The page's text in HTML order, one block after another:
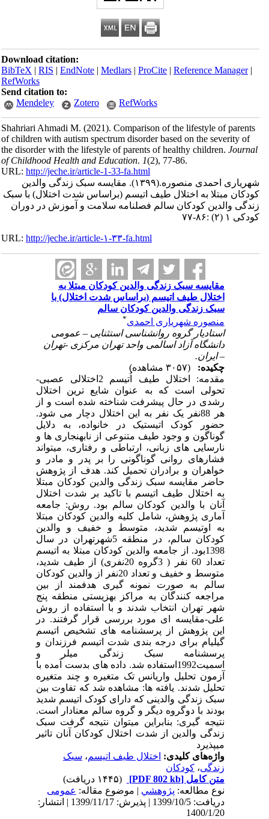
Download citation:
BibTeX|RIS|EndNote|Medlars|ProCite|Reference Manager
RefWorks
Send citation to:
Mendeley
Zotero RefWorks
Shahriari Ahmadi M.(2021).Comparison of the lifestyle of parents
of children with autism spectrum disorder based on the severity of
the disorder with the lifestyle of parents of healthy children.Journal
of Childhood Health and Education.1(2), 77-86.
URL:http://jeche.ir/article-1-33-fa.html
شهریاری احمدی منصوره. (۱۳۹۹).
مقایسه سبک زندگی والدین
کودکان مبتلا به اختلال طیف اتیسم (براساس شدت اختلال) با سبک
زندگی والدین کودکان سالم فصلنامه سلامت و آموزش در دوران
کودکی ۱ (۲) :۸۶-۷۷
URL:http://jeche.ir/article-۱-۳۳-fa.html
مقایسه سبک زندگی والدین کودکان مبتلا به
اختلال طیف اتیسم (براساس شدت اختلال) با
سبک زندگی والدین کودکان سالم
منصوره شهریاری احمدی*
استادیار گروه روانشناسی استثنایی – عمومی
دانشگاه آزاد اسالمی واحد تهران مرکزی -تهران
– ایران.
چکیده:
مقدمه: اختلال طیف اُتیسم 2اختلالی عصبی-
تحولی است که به عنوان شایع ترین اختلال
رشدی در حال پیشرفت شناخته شده است و از
هر 88نفر یک نفر به این اختلال دچار می شود.
حضور کودک اتیستیک در خانواده، به دلایل
گوناگون و وجود طیف متنوعی از نابهنجاری ها و
نارسایی های زبانی، ارتباطی و رفتاری، میتواند
فشارهای روانی گوناگونی را بر پدر و مادر و
خواهران و برادران تحمیل کند. هدف از پژوهش
حاضر مقایسه سبک زندگی والدین کودکان مبتلا
به اختلال طیف اتیسم با تاکید بر شدت اختلال
آنان با والدین کودکان سالم بود. روش: جامعه
آماری پژوهش، شامل کلیه والدین کودکان مبتلا
به اوتیسم شدید، متوسط و خفیف و والدین
کودکان سالم، در منطقه 5شهرتهران در سال
1398بود. از جامعه والدین کودکان مبتلا به اتیسم
تعداد 60 نفر ( 3گروه 20نفری) از طیف شدید،
متوسط و خفیف و تعداد 20نفر از والدین کودکان
سالم به صورت نمونه گیری هدفمند از بین
مراجعه کنندگان به مراکز بهزیستی منطقه پنج
شهر تهران انتخاب شدند و با استفاده از روش
علی-مقایسه ای مورد بررسی قرار گرفتند. در
این پژوهش از پرسشنامه های تشخیص اتیسم
گیلیام برای درجه بندی شدت اتیسم فرزندان و
پرسشنامه سبک زندگی میلر و
اسمیت1992استفاده شد. داده های بدست آمده با
آزمون تحلیل واریانس تک متغیره و چند متغیره
تحلیل شدند. یافته ها: مشاهده شد که تفاوت بین
سبک زندگی والدینی که دارای کودک اتیسم شدید
بودند با دوگروه دیگر و گروه سالم معنادار است.
نتیجه گیری: بنابراین میتوان نتیجه گرفت سبک
زندگی والدین از شدت اختلال کودکان آنان تاثیر
میپذیرد
واژه‌های کلیدی:اختلال طیف اتیسم،سبک
زندگی،کودکان
متن کامل[PDF 802 kb]
نوع مطالعه:پژوهشي| موضوع مقاله:عمومى
دریافت: 1399/10/5 | پذیرش: 1399/11/17 | انتشار:
1400/1/20